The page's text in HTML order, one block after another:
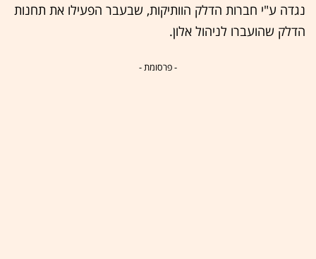
נגדה ע"י חברות הדלק הוותיקות, שבעבר הפעילו את תחנות
הדלק שהועברו לניהול אלון.
- פרסומת -